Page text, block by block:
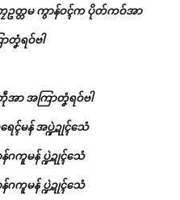
တၠဥတ္တမ ကွာန်ဝၚ်က ပိုတ်ကဝ်အာ
တၞံရဝ်ဗါ
အာ အကြာတၞံရဝ်ဗါ
ၚ်မန် အပ္ဍဲဍုၚ်သေံ
ကူမန် ပ္ဍဲဍုၚ်သေံ
ကူမန် ပ္ဍဲဍုၚ်သေံ